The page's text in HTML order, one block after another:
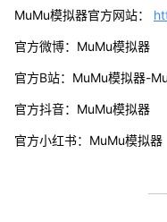
MuMu模拟器官方网站：
官方微博：MuMu模拟器
官方B站：MuMu模拟器-
官方抖音：MuMu模拟器
官方小红书：MuMu模拟器